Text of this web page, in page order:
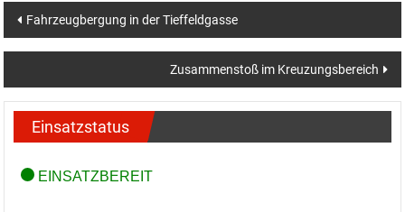
Beitragsnavigation
Fahrzeugbergung in der Tieffeldgasse
Zusammenstoß im Kreuzungsbereich
Einsatzstatus